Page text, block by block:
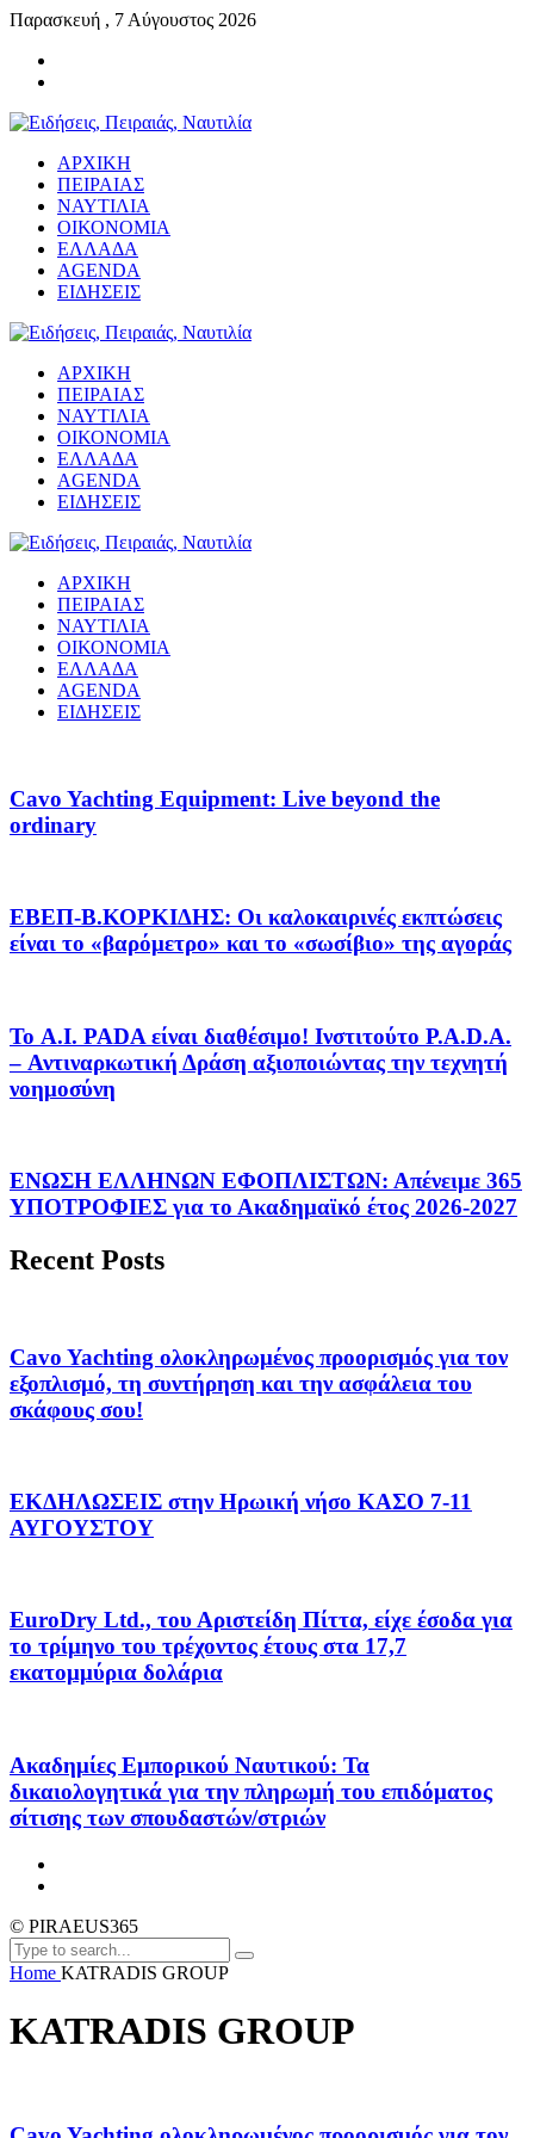
Παρασκευή , 7 Αύγουστος 2026
ΑΡΧΙΚΗ
ΠΕΙΡΑΙΑΣ
ΝΑΥΤΙΛΙΑ
ΟΙΚΟΝΟΜΙΑ
ΕΛΛΑΔΑ
AGENDA
ΕΙΔΗΣΕΙΣ
ΑΡΧΙΚΗ
ΠΕΙΡΑΙΑΣ
ΝΑΥΤΙΛΙΑ
ΟΙΚΟΝΟΜΙΑ
ΕΛΛΑΔΑ
AGENDA
ΕΙΔΗΣΕΙΣ
ΑΡΧΙΚΗ
ΠΕΙΡΑΙΑΣ
ΝΑΥΤΙΛΙΑ
ΟΙΚΟΝΟΜΙΑ
ΕΛΛΑΔΑ
AGENDA
ΕΙΔΗΣΕΙΣ
Cavo Yachting Equipment: Live beyond the
ordinary
EΒΕΠ-Β.ΚΟΡΚΙΔΗΣ: Οι καλοκαιρινές εκπτώσεις
είναι το «βαρόμετρο» και το «σωσίβιο» της αγοράς
Το A.I. PADA είναι διαθέσιμο! Ινστιτούτο P.A.D.A.
– Αντιναρκωτική Δράση αξιοποιώντας την τεχνητή
νοημοσύνη
ΕΝΩΣΗ ΕΛΛΗΝΩΝ ΕΦΟΠΛΙΣΤΩΝ: Απένειμε 365
ΥΠΟΤΡΟΦΙΕΣ για το Ακαδημαϊκό έτος 2026-2027
Recent Posts
Cavo Yachting ολοκληρωμένος προορισμός για τον
εξοπλισμό, τη συντήρηση και την ασφάλεια του
σκάφους σου!
ΕΚΔΗΛΩΣΕΙΣ στην Ηρωική νήσο ΚΑΣΟ 7-11
ΑΥΓΟΥΣΤΟΥ
EuroDry Ltd., του Αριστείδη Πίττα, είχε έσοδα για
το τρίμηνο του τρέχοντος έτους στα 17,7
εκατομμύρια δολάρια
Ακαδημίες Εμπορικού Ναυτικού: Τα
δικαιολογητικά για την πληρωμή του επιδόματος
σίτισης των σπουδαστών/στριών
© PIRAEUS365
Home KATRADIS GROUP
KATRADIS GROUP